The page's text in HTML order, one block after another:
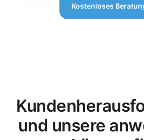
Kostenloses
und unsere